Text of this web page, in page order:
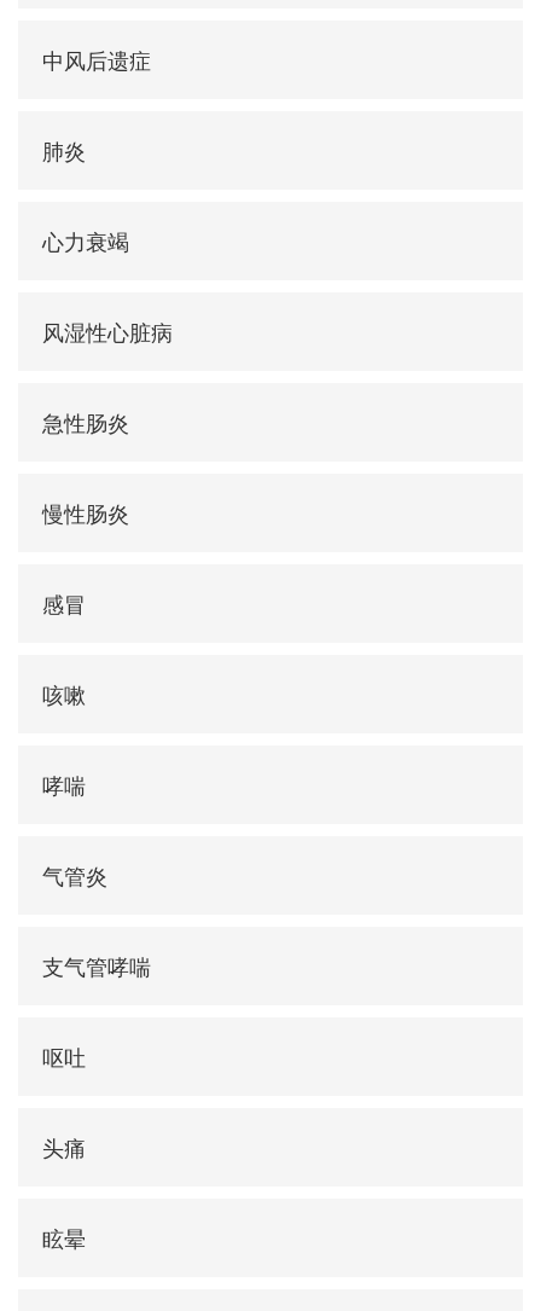
中风后遗症
肺炎
心力衰竭
风湿性心脏病
急性肠炎
慢性肠炎
感冒
咳嗽
哮喘
气管炎
支气管哮喘
呕吐
头痛
眩晕